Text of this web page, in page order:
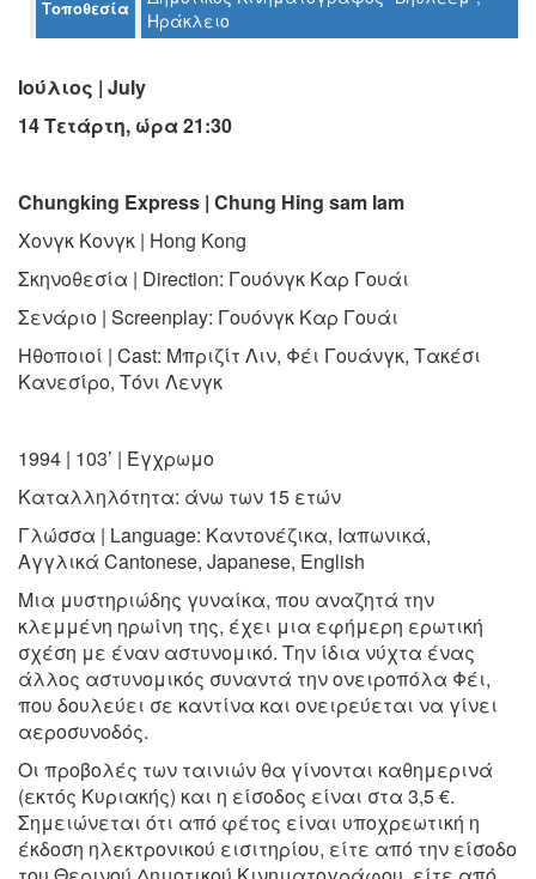
ΤΟΠΟΣ
ΔΗΜΟΣ
ΑΝΘΕΚΤΙΚΗ
ΠΟΛΗ
Τοποθεσία
Ηράκλειο
Ιούλιος | July
14 Τετάρτη, ώρα 21:30
Chungking Express | Chung Hing sam lam
Xονγκ Κονγκ | Hong Kong
Σκηνοθεσία | Direction: Γουόνγκ Καρ Γουάι
Σενάριο | Screenplay: Γουόνγκ Καρ Γουάι
Ηθοποιοί | Cast: Μπριζίτ Λιν, Φέι Γουάνγκ, Τακέσι
Κανεσίρο, Τόνι Λενγκ
1994 | 103’ | Έγχρωμο
Καταλληλότητα: άνω των 15 ετών
Γλώσσα | Language: Καντονέζικα, Ιαπωνικά,
Αγγλικά Cantonese, Japanese, English
Μια μυστηριώδης γυναίκα, που αναζητά την
κλεμμένη ηρωίνη της, έχει μια εφήμερη ερωτική
σχέση με έναν αστυνομικό. Την ίδια νύχτα ένας
άλλος αστυνομικός συναντά την ονειροπόλα Φέι,
που δουλεύει σε καντίνα και ονειρεύεται να γίνει
αεροσυνοδός.
Οι προβολές των ταινιών θα γίνονται καθημερινά
(εκτός Κυριακής) και η είσοδος είναι στα 3,5 €.
Σημειώνεται ότι από φέτος είναι υποχρεωτική η
έκδοση ηλεκτρονικού εισιτηρίου, είτε από την είσοδο